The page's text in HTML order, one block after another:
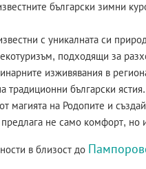
български зимни
с уникалната си
подходящи за
изживявания в
традиционни български ястия.
магията на Родопите и
не само комфорт, но
в близост до